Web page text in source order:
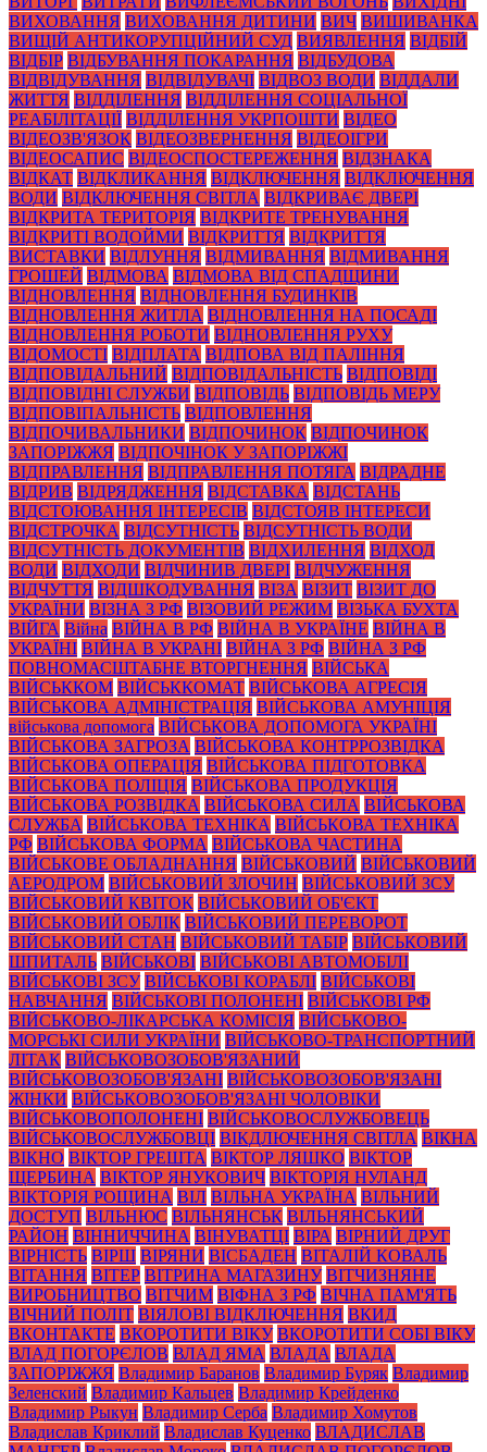
ВИХОВАННЯ ВИХОВАННЯ ДИТИНИ ВИЧ ВИШИВАНКА
ВИЩІЙ АНТИКОРУПЦІЙНИЙ СУД ВИЯВЛЕННЯ ВІДБІЙ
ВІДБІР ВІДБУВАННЯ ПОКАРАННЯ ВІДБУДОВА
ВІДВІДУВАННЯ ВІДВІДУВАЧІ ВІДВОЗ ВОДИ ВІДДАЛИ
ЖИТТЯ ВІДДІЛЕННЯ ВІДДІЛЕННЯ СОЦІАЛЬНОЇ
РЕАБІЛІТАЦІЇ ВІДДІЛЕННЯ УКРПОШТИ ВІДЕО
ВІДЕОЗВ'ЯЗОК ВІДЕОЗВЕРНЕННЯ ВІДЕОІГРИ
ВІДЕОСАПИС ВІДЕОСПОСТЕРЕЖЕННЯ ВІДЗНАКА
ВІДКАТ ВІДКЛИКАННЯ ВІДКЛЮЧЕННЯ ВІДКЛЮЧЕННЯ
ВОДИ ВІДКЛЮЧЕННЯ СВІТЛА ВІДКРИВАЄ ДВЕРІ
ВІДКРИТА ТЕРИТОРІЯ ВІДКРИТЕ ТРЕНУВАННЯ
ВІДКРИТІ ВОДОЙМИ ВІДКРИТТЯ ВІДКРИТТЯ
ВИСТАВКИ ВІДЛУННЯ ВІДМИВАННЯ ВІДМИВАННЯ
ГРОШЕЙ ВІДМОВА ВІДМОВА ВІД СПАДЩИНИ
ВІДНОВЛЕННЯ ВІДНОВЛЕННЯ БУДИНКІВ
ВІДНОВЛЕННЯ ЖИТЛА ВІДНОВЛЕННЯ НА ПОСАДІ
ВІДНОВЛЕННЯ РОБОТИ ВІДНОВЛЕННЯ РУХУ
ВІДОМОСТІ ВІДПЛАТА ВІДПОВА ВІД ПАЛІННЯ
ВІДПОВІДАЛЬНИЙ ВІДПОВІДАЛЬНІСТЬ ВІДПОВІДІ
ВІДПОВІДНІ СЛУЖБИ ВІДПОВІДЬ ВІДПОВІДЬ МЕРУ
ВІДПОВІПАЛЬНІСТЬ ВІДПОВЛЕННЯ
ВІДПОЧИВАЛЬНИКИ ВІДПОЧИНОК ВІДПОЧИНОК
ЗАПОРІЖЖЯ ВІДПОЧІНОК У ЗАПОРІЖЖІ
ВІДПРАВЛЕННЯ ВІДПРАВЛЕННЯ ПОТЯГА ВІДРАДНЕ
ВІДРИВ ВІДРЯДЖЕННЯ ВІДСТАВКА ВІДСТАНЬ
ВІДСТОЮВАННЯ ІНТЕРЕСІВ ВІДСТОЯВ ІНТЕРЕСИ
ВІДСТРОЧКА ВІДСУТНІСТЬ ВІДСУТНІСТЬ ВОДИ
ВІДСУТНІСТЬ ДОКУМЕНТІВ ВІДХИЛЕННЯ ВІДХОД
ВОДИ ВІДХОДИ ВІДЧИНИВ ДВЕРІ ВІДЧУЖЕННЯ
ВІДЧУТТЯ ВІДШКОДУВАННЯ ВІЗА ВІЗИТ ВІЗИТ ДО
УКРАЇНИ ВІЗНА З РФ ВІЗОВИЙ РЕЖИМ ВІЗЬКА БУХТА
ВІЙГА Війна ВІЙНА В РФ ВІЙНА В УКРАЇНЕ ВІЙНА В
УКРАЇНІ ВІЙНА В УКРАНІ ВІЙНА З РФ ВІЙНА З РФ
ПОВНОМАСШТАБНЕ ВТОРГНЕННЯ ВІЙСЬКА
ВІЙСЬККОМ ВІЙСЬККОМАТ ВІЙСЬКОВА АГРЕСІЯ
ВІЙСЬКОВА АДМІНІСТРАЦІЯ ВІЙСЬКОВА АМУНІЦІЯ
військова допомога ВІЙСЬКОВА ДОПОМОГА УКРАЇНІ
ВІЙСЬКОВА ЗАГРОЗА ВІЙСЬКОВА КОНТРРОЗВІДКА
ВІЙСЬКОВА ОПЕРАЦІЯ ВІЙСЬКОВА ПІДГОТОВКА
ВІЙСЬКОВА ПОЛІЦІЯ ВІЙСЬКОВА ПРОДУКЦІЯ
ВІЙСЬКОВА РОЗВІДКА ВІЙСЬКОВА СИЛА ВІЙСЬКОВА
СЛУЖБА ВІЙСЬКОВА ТЕХНІКА ВІЙСЬКОВА ТЕХНІКА
РФ ВІЙСЬКОВА ФОРМА ВІЙСЬКОВА ЧАСТИНА
ВІЙСЬКОВЕ ОБЛАДНАННЯ ВІЙСЬКОВИЙ ВІЙСЬКОВИЙ
АЕРОДРОМ ВІЙСЬКОВИЙ ЗЛОЧИН ВІЙСЬКОВИЙ ЗСУ
ВІЙСЬКОВИЙ КВІТОК ВІЙСЬКОВИЙ ОБ'ЄКТ
ВІЙСЬКОВИЙ ОБЛІК ВІЙСЬКОВИЙ ПЕРЕВОРОТ
ВІЙСЬКОВИЙ СТАН ВІЙСЬКОВИЙ ТАБІР ВІЙСЬКОВИЙ
ШПИТАЛЬ ВІЙСЬКОВІ ВІЙСЬКОВІ АВТОМОБІЛІ
ВІЙСЬКОВІ ЗСУ ВІЙСЬКОВІ КОРАБЛІ ВІЙСЬКОВІ
НАВЧАННЯ ВІЙСЬКОВІ ПОЛОНЕНІ ВІЙСЬКОВІ РФ
ВІЙСЬКОВО-ЛІКАРСЬКА КОМІСІЯ ВІЙСЬКОВО-
МОРСЬКІ СИЛИ УКРАЇНИ ВІЙСЬКОВО-ТРАНСПОРТНИЙ
ЛІТАК ВІЙСЬКОВОЗОБОВ'ЯЗАНИЙ
ВІЙСЬКОВОЗОБОВ'ЯЗАНІ ВІЙСЬКОВОЗОБОВ'ЯЗАНІ
ЖІНКИ ВІЙСЬКОВОЗОБОВ'ЯЗАНІ ЧОЛОВІКИ
ВІЙСЬКОВОПОЛОНЕНІ ВІЙСЬКОВОСЛУЖБОВЕЦЬ
ВІЙСЬКОВОСЛУЖБОВЦІ ВІКДЛЮЧЕННЯ СВІТЛА ВІКНА
ВІКНО ВІКТОР ГРЕШТА ВІКТОР ЛЯШКО ВІКТОР
ЩЕРБИНА ВІКТОР ЯНУКОВИЧ ВІКТОРІЯ НУЛАНД
ВІКТОРІЯ РОЩИНА ВІЛ ВІЛЬНА УКРАЇНА ВІЛЬНИЙ
ДОСТУП ВІЛЬНЮС ВІЛЬНЯНСЬК ВІЛЬНЯНСЬКИЙ
РАЙОН ВІННИЧЧИНА ВІНУВАТЦІ ВІРА ВІРНИЙ ДРУГ
ВІРНІСТЬ ВІРШ ВІРЯНИ ВІСБАДЕН ВІТАЛІЙ КОВАЛЬ
ВІТАННЯ ВІТЕР ВІТРИНА МАГАЗИНУ ВІТЧИЗНЯНЕ
ВИРОБНИЦТВО ВІТЧИМ ВІФНА З РФ ВІЧНА ПАМ'ЯТЬ
ВІЧНИЙ ПОЛІТ ВІЯЛОВІ ВІДКЛЮЧЕННЯ ВКИД
ВКОНТАКТЕ ВКОРОТИТИ ВІКУ ВКОРОТИТИ СОБІ ВІКУ
ВЛАД ПОГОРЄЛОВ ВЛАД ЯМА ВЛАДА ВЛАДА
ЗАПОРІЖЖЯ Владимир Баранов Владимир Буряк Владимир
Зеленский Владимир Кальцев Владимир Крейденко
Владимир Рыкун Владимир Серба Владимир Хомутов
Владислав Криклий Владислав Куценко ВЛАДИСЛАВ